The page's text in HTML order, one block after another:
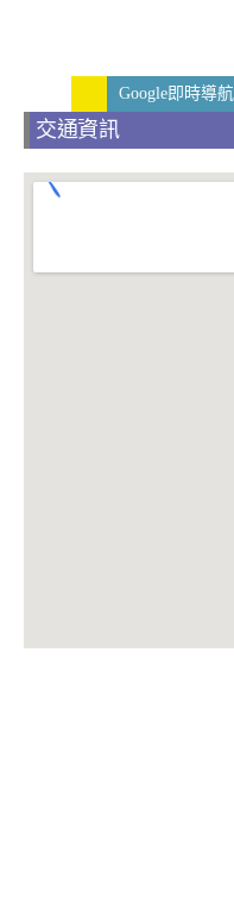
Google即時導航
交通資訊